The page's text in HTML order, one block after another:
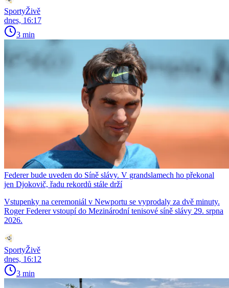
SportyŽivě
dnes, 16:17
3 min
Federer bude uveden do Síně slávy. V grandslamech ho překonal
jen Djokovič, řadu rekordů stále drží
Vstupenky na ceremoniál v Newportu se vyprodaly za dvě minuty.
Roger Federer vstoupí do Mezinárodní tenisové síně slávy 29. srpna
2026.
SportyŽivě
dnes, 16:12
3 min